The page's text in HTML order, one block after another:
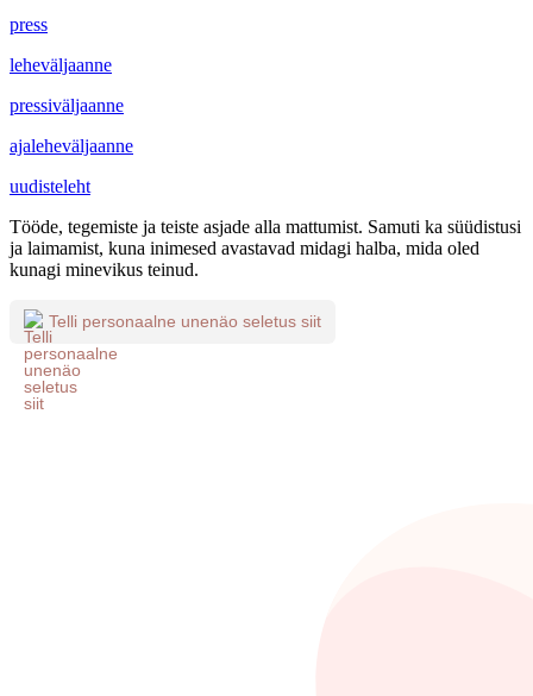
press
leheväljaanne
pressiväljaanne
ajaleheväljaanne
uudisteleht
Tööde, tegemiste ja teiste asjade alla mattumist. Samuti ka süüdistusi
ja laimamist, kuna inimesed avastavad midagi halba, mida oled
kunagi minevikus teinud.
Telli personaalne unenäo seletus siit